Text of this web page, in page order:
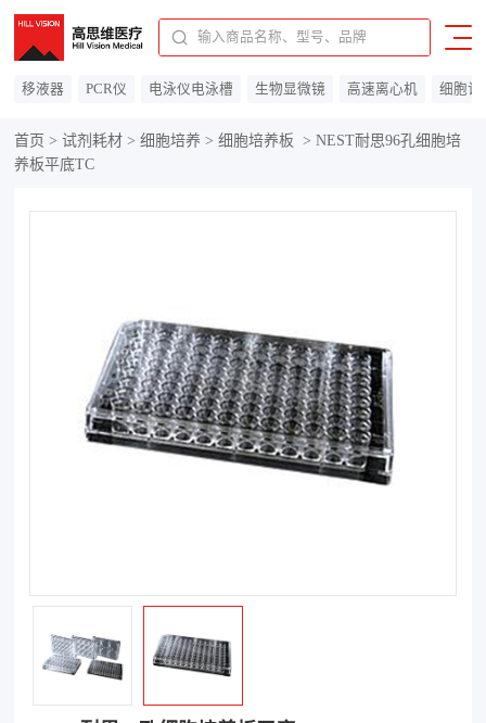
移液器 PCR仪 电泳仪电泳槽 生物显微镜 高速离心机 细胞计
首页 >试剂耗材 >细胞培养 >细胞培养板 >NEST耐思96孔细胞培
养板平底TC